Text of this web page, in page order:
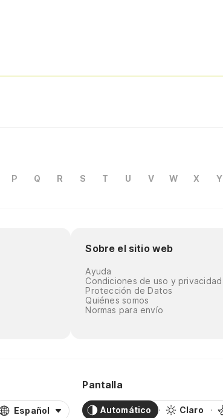
P Q R S T U V W X Y
Sobre el sitio web
Ayuda
Condiciones de uso y privacidad
Protección de Datos
Quiénes somos
Normas para envío
Español
Pantalla
Automático Claro